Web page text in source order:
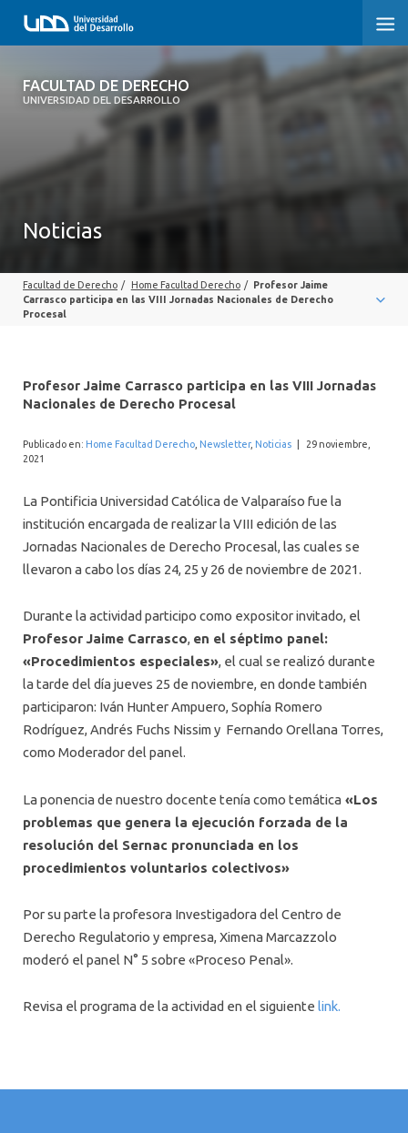
FACULTAD DE DERECHO
UNIVERSIDAD DEL DESARROLLO
FACULTAD DE DERECHO
SOBRE LA FACULTAD
PROFESORES
INTERNACIONAL
Noticias
Facultad de Derecho / Home Facultad Derecho / Profesor Jaime
Carrasco participa en las VIII Jornadas Nacionales de Derecho
Procesal
Profesor Jaime Carrasco participa en las VIII Jornadas
Nacionales de Derecho Procesal
Publicado en: Home Facultad Derecho Newsletter, Noticias
29 noviembre,
2021
La Pontificia Universidad Católica de Valparaíso fue la
institución encargada de realizar la VIII edición de las
Jornadas Nacionales de Derecho Procesal, las cuales se
llevaron a cabo los días 24, 25 y 26 de noviembre de 2021.
Durante la actividad participo como expositor invitado, el
Profesor Jaime Carrasco, en el séptimo panel:
«Procedimientos especiales», el cual se realizó durante
la tarde del día jueves 25 de noviembre, en donde también
participaron: Iván Hunter Ampuero, Sophía Romero
Rodríguez, Andrés Fuchs Nissim y Fernando Orellana Torres,
como Moderador del panel.
La ponencia de nuestro docente tenía como temática «Los
problemas que genera la ejecución forzada de la
resolución del Sernac pronunciada en los
procedimientos voluntarios colectivos»
Por su parte la profesora Investigadora del Centro de
Derecho Regulatorio y empresa, Ximena Marcazzolo
moderó el panel N° 5 sobre «Proceso Penal».
Revisa el programa de la actividad en el siguiente link.